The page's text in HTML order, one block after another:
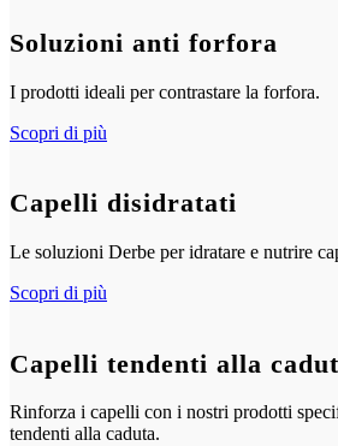
Soluzioni anti forfora
I prodotti ideali per contrastare la forfora.
Scopri di più
Capelli disidratati
Le soluzioni Derbe per idratare e nutrire
Scopri di più
Capelli tendenti alla
Rinforza i capelli con i nostri prodotti
tendenti alla caduta.